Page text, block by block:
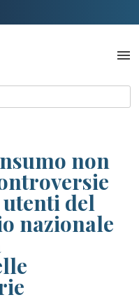
menu
non
del
nazionale